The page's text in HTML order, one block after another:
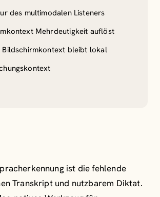
des multimodalen Listeners
Mehrdeutigkeit auflöst
Bildschirmkontext bleibt lokal
ist die fehlende
Transkript und nutzbarem Diktat.